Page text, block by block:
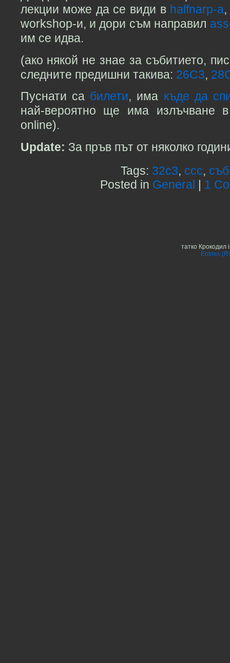
лекции може да се види в halfnarp-а
workshop-и, и дори съм направил
им се идва.
(ако някой не знае за събитието,
следните предишни такива: 26C3,
Пуснати са билети, има къде да
най-вероятно ще има излъчване
online).
Update: За пръв път от няколко
Tags: 32c3, ccc,
Posted in General | 1
татко
Entries